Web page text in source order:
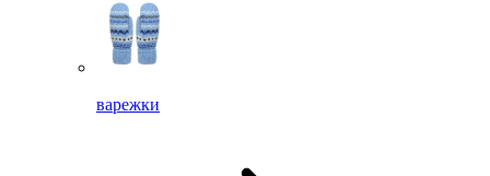
варежки